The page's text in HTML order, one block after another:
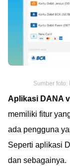
Sumber foto:
Aplikasi DANA
memiliki fitur
ada pengguna
Seperti aplikasi
dan sebagainya.